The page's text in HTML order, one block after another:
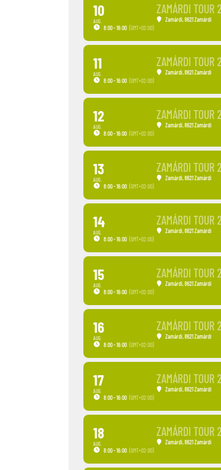
10
AUG.
8:00 - 16:00 (GMT+02:00)
ZAMÁRDI TOUR
Zamárdi , 8621 Zamárdi
11
AUG.
8:00 - 16:00 (GMT+02:00)
ZAMÁRDI TOUR
Zamárdi , 8621 Zamárdi
12
AUG.
8:00 - 16:00 (GMT+02:00)
ZAMÁRDI TOUR
Zamárdi , 8621 Zamárdi
13
AUG.
8:00 - 16:00 (GMT+02:00)
ZAMÁRDI TOUR
Zamárdi , 8621 Zamárdi
14
AUG.
8:00 - 16:00 (GMT+02:00)
ZAMÁRDI TOUR
Zamárdi , 8621 Zamárdi
15
AUG.
8:00 - 16:00 (GMT+02:00)
ZAMÁRDI TOUR
Zamárdi , 8621 Zamárdi
16
AUG.
8:00 - 16:00 (GMT+02:00)
ZAMÁRDI TOUR
Zamárdi , 8621 Zamárdi
17
AUG.
8:00 - 16:00 (GMT+02:00)
ZAMÁRDI TOUR
Zamárdi , 8621 Zamárdi
18
AUG.
8:00 - 16:00 (GMT+02:00)
ZAMÁRDI TOUR
Zamárdi , 8621 Zamárdi